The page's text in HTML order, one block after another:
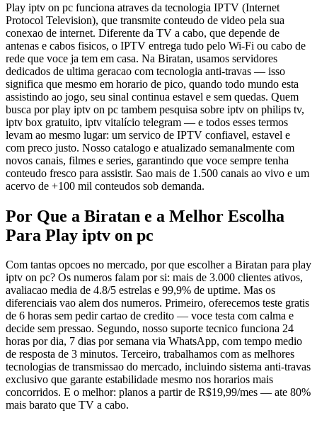
Play iptv on pc funciona atraves da tecnologia IPTV (Internet
Protocol Television), que transmite conteudo de video pela sua
conexao de internet. Diferente da TV a cabo, que depende de
antenas e cabos fisicos, o IPTV entrega tudo pelo Wi-Fi ou cabo de
rede que voce ja tem em casa. Na Biratan, usamos servidores
dedicados de ultima geracao com tecnologia anti-travas — isso
significa que mesmo em horario de pico, quando todo mundo esta
assistindo ao jogo, seu sinal continua estavel e sem quedas. Quem
busca por play iptv on pc tambem pesquisa sobre iptv on philips tv,
iptv box gratuito, iptv vitalício telegram — e todos esses termos
levam ao mesmo lugar: um servico de IPTV confiavel, estavel e
com preco justo. Nosso catalogo e atualizado semanalmente com
novos canais, filmes e series, garantindo que voce sempre tenha
conteudo fresco para assistir. Sao mais de 1.500 canais ao vivo e um
acervo de +100 mil conteudos sob demanda.
Por Que a Biratan e a Melhor Escolha
Para Play iptv on pc
Com tantas opcoes no mercado, por que escolher a Biratan para play
iptv on pc? Os numeros falam por si: mais de 3.000 clientes ativos,
avaliacao media de 4.8/5 estrelas e 99,9% de uptime. Mas os
diferenciais vao alem dos numeros. Primeiro, oferecemos teste gratis
de 6 horas sem pedir cartao de credito — voce testa com calma e
decide sem pressao. Segundo, nosso suporte tecnico funciona 24
horas por dia, 7 dias por semana via WhatsApp, com tempo medio
de resposta de 3 minutos. Terceiro, trabalhamos com as melhores
tecnologias de transmissao do mercado, incluindo sistema anti-travas
exclusivo que garante estabilidade mesmo nos horarios mais
concorridos. E o melhor: planos a partir de R$19,99/mes — ate 80%
mais barato que TV a cabo.